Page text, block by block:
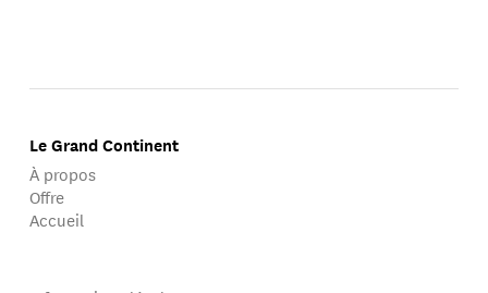
Le Grand Continent
À propos
Offre
Accueil